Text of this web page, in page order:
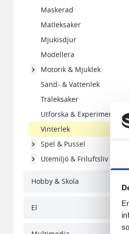
Maskerad
Matleksaker
Mjukisdjur
Modellera
Motorik & Mjuklek
Sand- & Vattenlek
Träleksaker
Utforska & Experimentera
Vinterlek
Spel & Pussel
Utemiljö & Friluftsliv
Hobby & Skola
El